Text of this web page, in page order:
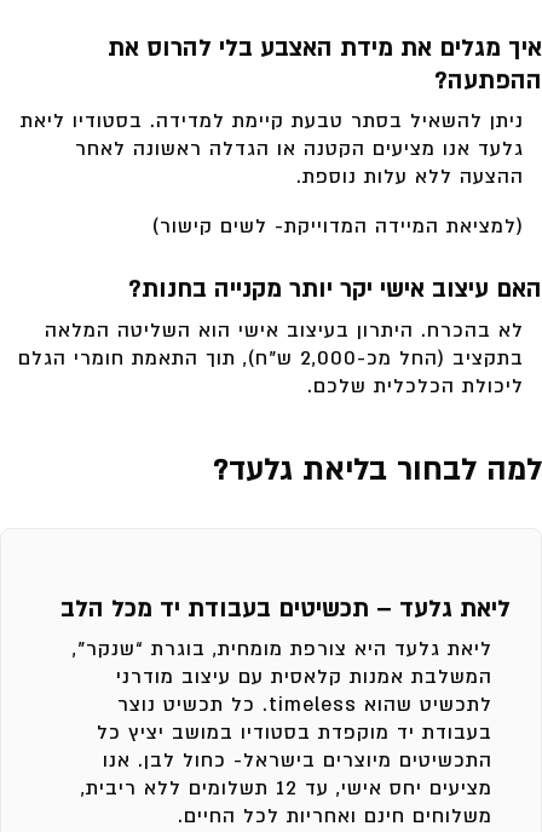
איך מגלים את מידת האצבע בלי להרוס את
ההפתעה?
ניתן להשאיל בסתר טבעת קיימת למדידה. בסטודיו ליאת
גלעד אנו מציעים הקטנה או הגדלה ראשונה לאחר
ההצעה ללא עלות נוספת.
(למציאת המיידה המדוייקת- לשים קישור)
האם עיצוב אישי יקר יותר מקנייה בחנות?
לא בהכרח. היתרון בעיצוב אישי הוא השליטה המלאה
בתקציב (החל מכ-2,000 ש”ח), תוך התאמת חומרי הגלם
ליכולת הכלכלית שלכם.
למה לבחור בליאת גלעד?
ליאת גלעד – תכשיטים בעבודת יד מכל הלב
ליאת גלעד היא צורפת מומחית, בוגרת “שנקר”,
המשלבת אמנות קלאסית עם עיצוב מודרני
לתכשיט שהוא timeless. כל תכשיט נוצר
בעבודת יד מוקפדת בסטודיו במושב יציץ כל
התכשיטים מיוצרים בישראל- כחול לבן. אנו
מציעים יחס אישי, עד 12 תשלומים ללא ריבית,
משלוחים חינם ואחריות לכל החיים.